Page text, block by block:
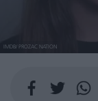
IMDB/ PROZAC NATION